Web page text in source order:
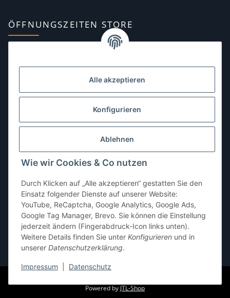
Alle akzeptieren
Konfigurieren
Ablehnen
Wie wir Cookies & Co nutzen
Durch Klicken auf „Alle akzeptieren“ gestatten Sie den
Einsatz folgender Dienste auf unserer Website:
YouTube, ReCaptcha, Google Analytics, Google Ads,
Google Tag Manager, Brevo. Sie können die Einstellung
jederzeit ändern (Fingerabdruck-Icon links unten).
Weitere Details finden Sie unter Konfigurieren und in
unserer Datenschutzerklärung.
Impressum Datenschutz
ÖFFNUNGSZEITEN STORE
10:00–13:00, 14:00–18:00 Uhr
Dienstag:10:00–13:00, 14:00–16:00 Uhr
10:00–13:00 Uhr
Freitag:10:00–13:00, 14:00–18:00 Uhr
Sonntag: geschlossen
* Alle Preise inkl. gesetzlicher USt., zzgl.Versand
Powered by JTL-Shop